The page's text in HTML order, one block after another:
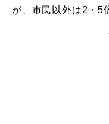
が、市民以外は2・5